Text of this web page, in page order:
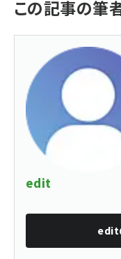
この記事の筆
edit
edit